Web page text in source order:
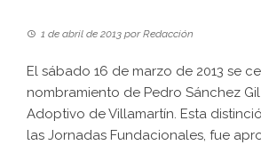
1 de abril de 2013 porRedacción
El sábado 16 de marzo de 2013 se
nombramiento de Pedro Sánchez
Adoptivo de Villamartín. Esta
las Jornadas Fundacionales, fue